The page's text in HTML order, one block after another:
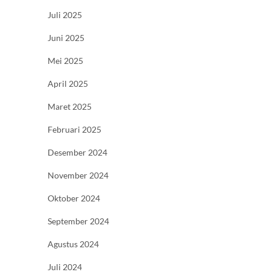
Juli 2025
Juni 2025
Mei 2025
April 2025
Maret 2025
Februari 2025
Desember 2024
November 2024
Oktober 2024
September 2024
Agustus 2024
Juli 2024